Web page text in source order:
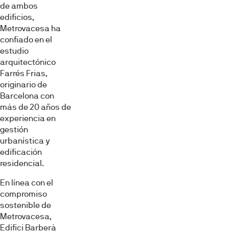
de ambos
edificios,
Metrovacesa ha
confiado en el
estudio
arquitectónico
Farrés Frias,
originario de
Barcelona con
más de 20 años de
experiencia en
gestión
urbanística y
edificación
residencial.
En línea con el
compromiso
sostenible de
Metrovacesa,
Edifici Barberà